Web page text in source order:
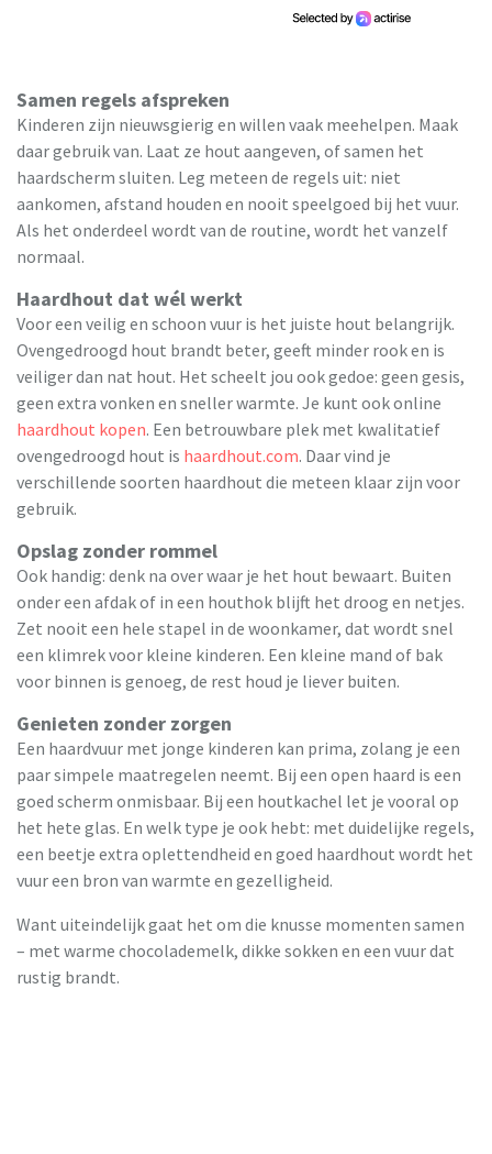
Samen regels afspreken
Kinderen zijn nieuwsgierig en willen vaak meehelpen. Maak
daar gebruik van. Laat ze hout aangeven, of samen het
haardscherm sluiten. Leg meteen de regels uit: niet
aankomen, afstand houden en nooit speelgoed bij het vuur.
Als het onderdeel wordt van de routine, wordt het vanzelf
normaal.
Haardhout dat wél werkt
Voor een veilig en schoon vuur is het juiste hout belangrijk.
Ovengedroogd hout brandt beter, geeft minder rook en is
veiliger dan nat hout. Het scheelt jou ook gedoe: geen gesis,
geen extra vonken en sneller warmte. Je kunt ook online
haardhout kopen. Een betrouwbare plek met kwalitatief
ovengedroogd hout is haardhout.com. Daar vind je
verschillende soorten haardhout die meteen klaar zijn voor
gebruik.
Opslag zonder rommel
Ook handig: denk na over waar je het hout bewaart. Buiten
onder een afdak of in een houthok blijft het droog en netjes.
Zet nooit een hele stapel in de woonkamer, dat wordt snel
een klimrek voor kleine kinderen. Een kleine mand of bak
voor binnen is genoeg, de rest houd je liever buiten.
Genieten zonder zorgen
Een haardvuur met jonge kinderen kan prima, zolang je een
paar simpele maatregelen neemt. Bij een open haard is een
goed scherm onmisbaar. Bij een houtkachel let je vooral op
het hete glas. En welk type je ook hebt: met duidelijke regels,
een beetje extra oplettendheid en goed haardhout wordt het
vuur een bron van warmte en gezelligheid.
Want uiteindelijk gaat het om die knusse momenten samen
– met warme chocolademelk, dikke sokken en een vuur dat
rustig brandt.